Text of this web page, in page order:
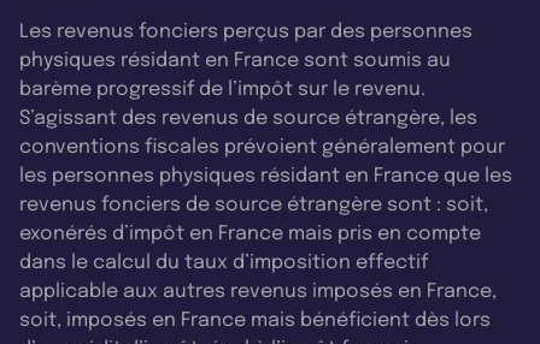
Les revenus fonciers perçus par des personnes
physiques résidant en France sont soumis au
barème progressif de l’impôt sur le revenu.
S’agissant des revenus de source étrangère, les
conventions fiscales prévoient généralement pour
les personnes physiques résidant en France que les
revenus fonciers de source étrangère sont : soit,
exonérés d’impôt en France mais pris en compte
dans le calcul du taux d’imposition effectif
applicable aux autres revenus imposés en France,
soit, imposés en France mais bénéficient dès lors